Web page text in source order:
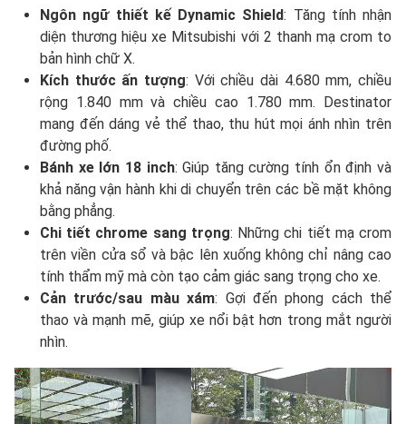
Ngôn ngữ thiết kế Dynamic Shield: Tăng tính nhận
diện thương hiệu xe Mitsubishi với 2 thanh mạ crom to
bản hình chữ X.
Kích thước ấn tượng: Với chiều dài 4.680 mm, chiều
rộng 1.840 mm và chiều cao 1.780 mm. Destinator
mang đến dáng vẻ thể thao, thu hút mọi ánh nhìn trên
đường phố.
Bánh xe lớn 18 inch: Giúp tăng cường tính ổn định và
khả năng vận hành khi di chuyển trên các bề mặt không
bằng phẳng.
Chi tiết chrome sang trọng: Những chi tiết mạ crom
trên viền cửa sổ và bậc lên xuống không chỉ nâng cao
tính thẩm mỹ mà còn tạo cảm giác sang trọng cho xe.
Cản trước/sau màu xám: Gợi đến phong cách thể
thao và mạnh mẽ, giúp xe nổi bật hơn trong mắt người
nhìn.